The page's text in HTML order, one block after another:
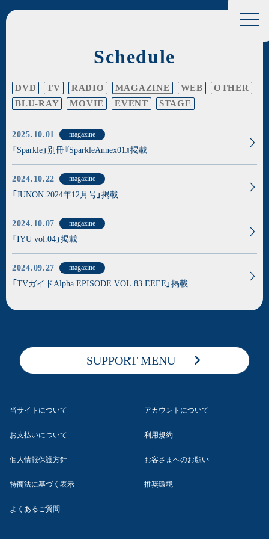
Schedule
DVD TV RADIO MAGAZINE WEB
OTHER
BLU-RAY
MOVIE EVENT STAGE
2025.10.01 magazine
「Sparkle」別冊『SparkleAnnex01』掲載
2024.10.22 magazine
「JUNON 2024年12月号」掲載
2024.10.07 magazine
「IYU vol.04」掲載
2024.09.27 magazine
「TVガイドAlpha EPISODE VOL.83 EEEE」掲載
SUPPORT MENU
当サイトについて アカウントについて
お支払いについて 利用規約
個人情報保護方針 お客さまへのお願い
特商法に基づく表示 推奨環境
よくあるご質問